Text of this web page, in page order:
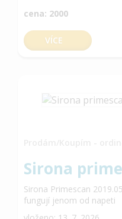
cena: 2000
VÍCE
Sirona
Sirona Primescan
fungují jenom od napeti